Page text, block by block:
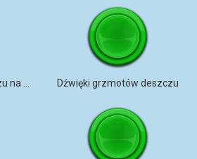
Dźwięki grzmotów deszczu